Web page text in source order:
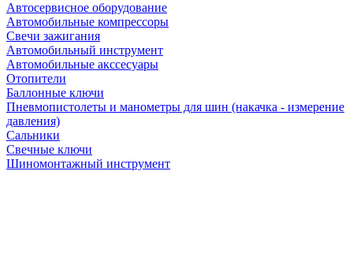
Автосервисное оборудование
Автомобильные компрессоры
Свечи зажигания
Автомобильный инструмент
Автомобильные акссесуары
Отопители
Баллонные ключи
Пневмопистолеты и манометры для шин (накачка - измерение
давления)
Сальники
Свечные ключи
Шиномонтажный инструмент